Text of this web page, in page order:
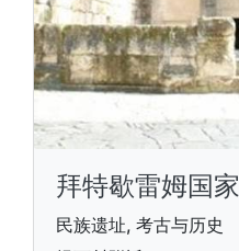
拜特歇雷姆国
民族遗址, 考古与历史